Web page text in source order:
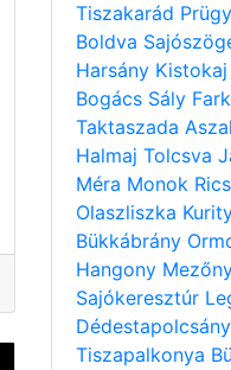
Tiszakarád Prügy
Boldva
Harsány Kistokaj
Bogács Sály
Taktaszada
Halmaj Tolcsva
Méra Monok
Olaszliszka
Bükkábrány
Hangony
Sajókeresztúr
Dédestapolcsány
Tiszapalkonya